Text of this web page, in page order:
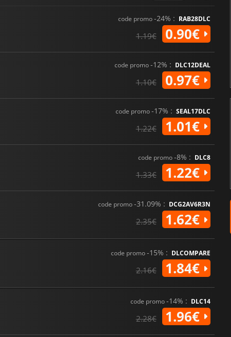
code promo-24% : RAB28DLC
1.19€ 0.90€
code promo-12% : DLC12DEAL
1.10€ 0.97€
code promo-17% : SEAL17DLC
1.22€ 1.01€
code promo-8% : DLC8
1.33€ 1.22€
code promo-31.09% : DCG2AV6R3N
2.35€ 1.62€
code promo-15% : DLCOMPARE
2.16€ 1.84€
code promo-14% : DLC14
2.28€ 1.96€